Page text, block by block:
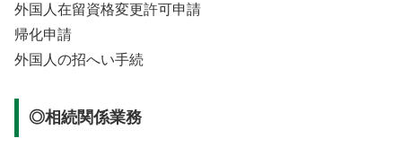
外国人在留資格変更許可申請
帰化申請
外国人の招へい手続
◎相続関係業務